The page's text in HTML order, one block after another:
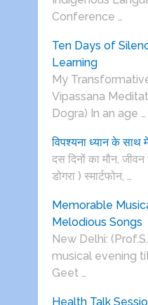
Conference …
Ten Days of
Learning
My
Vipassana
Dogra) In an age …
विपश्यना ध्यान के साथ
दस दिनों का मौन,
डोगरा ) स्मार्टफोन, …
Memorable
Melodious Songs
New Delhi:
musical evening
Geet …
Health Talk